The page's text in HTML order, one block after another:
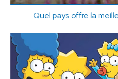
Quel pays offre la